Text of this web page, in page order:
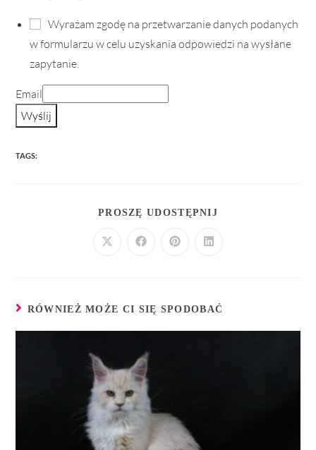
Wyrażam zgodę na przetwarzanie danych podanych
w formularzu w celu uzyskania odpowiedzi na wysłane
zapytanie.
Email
Wyślij
TAGS:
PROSZĘ UDOSTĘPNIJ
RÓWNIEŻ MOŻE CI SIĘ SPODOBAĆ